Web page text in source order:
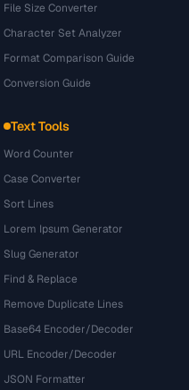
File Size Converter
Character Set Analyzer
Format Comparison Guide
Conversion Guide
Text Tools
Word Counter
Case Converter
Sort Lines
Lorem Ipsum Generator
Slug Generator
Find & Replace
Remove Duplicate Lines
Base64 Encoder/Decoder
URL Encoder/Decoder
JSON Formatter